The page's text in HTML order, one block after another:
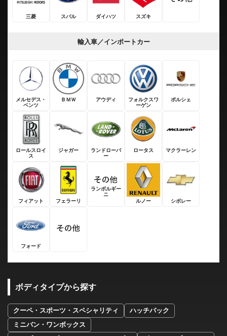
三菱 スバル ダイハツ スズキ
輸入車／インポートカー
メルセデス・
ベンツ
ＢＭＷ アウディ
フォルクスワ
ーゲン
ポルシェ
ロールスロイ
ス
ジャガー
ランドローバ
ー
ロータス マクラーレン
フィアット フェラーリ
ランボルギー
ニ
ルノー
シボレー
フォード
ボディタイプから探す
クーペ・スポーツ・スペシャリティ
ハッチバック
ミニバン・ワンボックス